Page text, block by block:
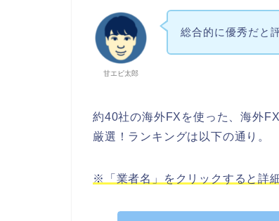
甘エビ太郎
総合的に優秀だと
約40社の海外FXを使った、海外
厳選！ランキングは以下の通り。
※「業者名」をクリックすると詳